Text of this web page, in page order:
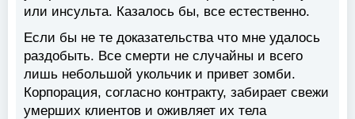
или инсульта. Казалось бы, все естественно.
Если бы не те доказательства что мне удалось
раздобыть. Все смерти не случайны и всего
лишь небольшой укольчик и привет зомби.
Корпорация, согласно контракту, забирает свежи
умерших клиентов и оживляет их тела